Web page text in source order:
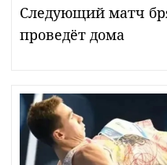
Следующий матч
проведёт дома